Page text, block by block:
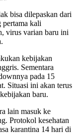
bisa dilepaskan dari
kali
virus varian baru ini
kebijakan
Sementara
pada 15
Situasi ini akan terus
baru.
lain masuk ke
Protokol kesehatan
karantina 14 hari di